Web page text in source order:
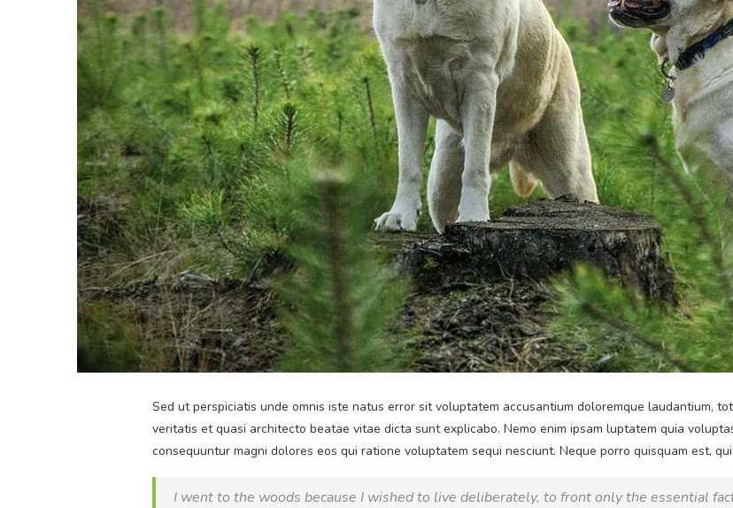
Sed ut perspiciatis unde omnis iste natus error sit voluptatem accusantium doloremque laudantium,
veritatis et quasi architecto beatae vitae dicta sunt explicabo. Nemo enim ipsam luptatem quia
consequuntur magni dolores eos qui ratione voluptatem sequi nesciunt. Neque porro quisquam est,
I went to the woods because I wished to live deliberately, to front only the essential